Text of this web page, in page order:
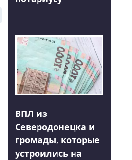
ВПЛ из
Северодонецка и
громады, которые
устроились на